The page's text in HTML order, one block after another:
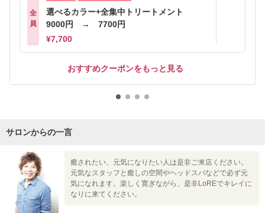
全
員
選べるカラー+全集中トリートメント
9000円 → 7700円
¥7,700
おすすめクーポンをもっと見る
サロンからの一言
癒されたい、元気になりたい人は是非ご来店ください。
元気なスタッフと癒しの空間やヘッドスパなどで必ず元
気になれます。楽しく寛ぎながら、是非LoREでキレイに
なりに来てください。